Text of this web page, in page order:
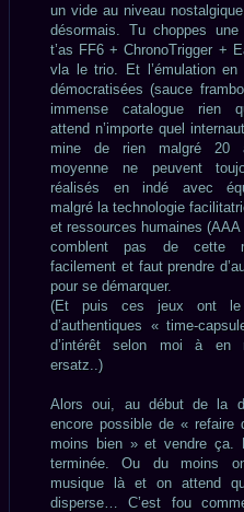
un vide au niveau
désormais. Tu choppes
t’as FF6 + ChronoTrigger +
vla le trio. Et l’émulation en
démocratisées (sauce
immense catalogue rien
attend n’importe quel
mine de rien malgré 20
moyenne ne peuvent
réalisés en indé avec
malgré la technologie
et ressources humaines (AAA
comblent pas de cette
facilement et faut prendre
pour se démarquer.
(Et puis ces jeux ont le
d’authentiques « time-
d’intérêt selon moi à en
ersatz..)
Alors oui, au début de la
encore possible de « refaire
moins bien » et vendre ça.
terminée. Ou du moins
musique là et on attend
disperse… C’est fou